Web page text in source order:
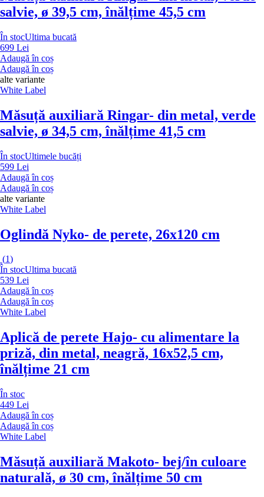
salvie, ø 39,5 cm, înălțime 45,5 cm
În stocUltima bucată
699 Lei
Adaugă în coș
Adaugă în coș
alte variante
White Label
Măsuță auxiliară Ringar- din metal, verde
salvie, ø 34,5 cm, înălțime 41,5 cm
În stocUltimele bucăți
599 Lei
Adaugă în coș
Adaugă în coș
alte variante
White Label
Oglindă Nyko- de perete, 26x120 cm
(1)
În stocUltima bucată
539 Lei
Adaugă în coș
Adaugă în coș
White Label
Aplică de perete Hajo- cu alimentare la
priză, din metal, neagră, 16x52,5 cm,
înălțime 21 cm
În stoc
449 Lei
Adaugă în coș
Adaugă în coș
White Label
Măsuță auxiliară Makoto- bej/în culoare
naturală, ø 30 cm, înălțime 50 cm